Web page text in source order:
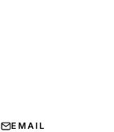
EMAIL